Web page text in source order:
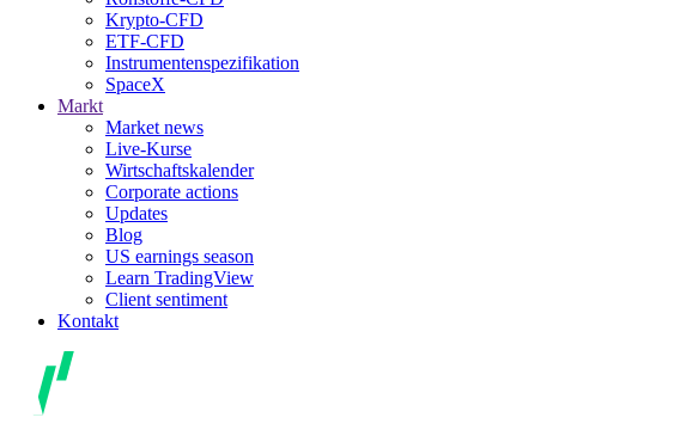
Krypto-CFD
ETF-CFD
Instrumentenspezifikation
SpaceX
Markt
Market news
Live-Kurse
Wirtschaftskalender
Corporate actions
Updates
Blog
US earnings season
Learn TradingView
Client sentiment
Kontakt